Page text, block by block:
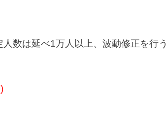
数は延べ1万人以上、波動修正を行う